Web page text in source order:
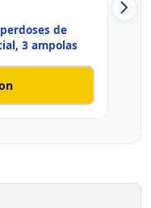
de
3 ampolas